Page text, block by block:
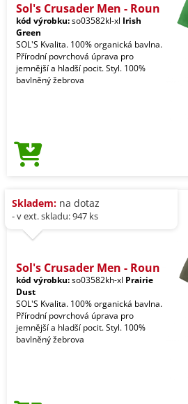
Sol's Crusader Men - Roun
kód výrobku:so03582kl-xl Irish
Green
SOL'S Kvalita. 100% organická bavlna.
Přírodní povrchová úprava pro
jemnější a hladší pocit. Styl. 100%
bavlněný žebrova
Skladem: na dotaz
- v ext. skladu: 947 ks
Sol's Crusader Men - Roun
kód výrobku:so03582kh-xl Prairie
Dust
SOL'S Kvalita. 100% organická bavlna.
Přírodní povrchová úprava pro
jemnější a hladší pocit. Styl. 100%
bavlněný žebrova